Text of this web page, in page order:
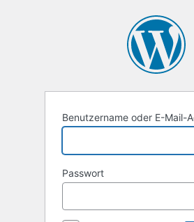
Benutzername oder E-Mail-
Passwort